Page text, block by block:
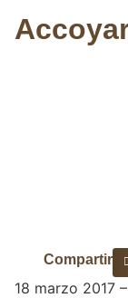
Compartir
18 marzo 2017